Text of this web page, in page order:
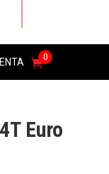
0
Euro